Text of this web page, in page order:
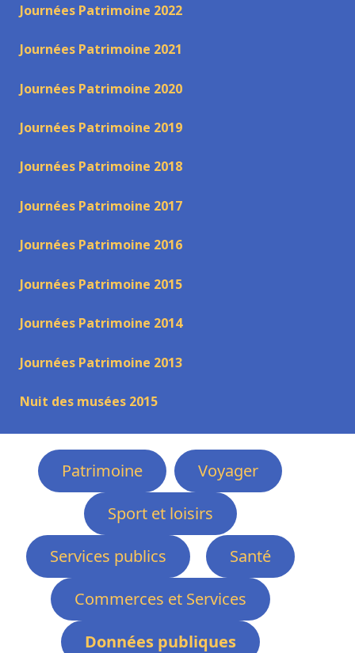
Journées Patrimoine 2022
Journées Patrimoine 2021
Journées Patrimoine 2020
Journées Patrimoine 2019
Journées Patrimoine 2018
Journées Patrimoine 2017
Journées Patrimoine 2016
Journées Patrimoine 2015
Journées Patrimoine 2014
Journées Patrimoine 2013
Nuit des musées 2015
Patrimoine
Voyager
Sport et loisirs
Services publics
Santé
Commerces et Services
Données publiques